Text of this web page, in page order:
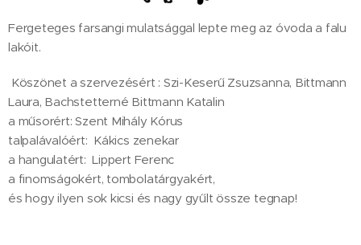
Fergeteges farsangi mulatsággal lepte meg az óvoda a falu
lakóit.
Köszönet a szervezésért : Szi-Keserű Zsuzsanna, Bittmann
Laura, Bachstetterné Bittmann Katalin
a műsorért: Szent Mihály Kórus
talpalávalóért: Kákics zenekar
a hangulatért: Lippert Ferenc
a finomságokért, tombolatárgyakért,
és hogy ilyen sok kicsi és nagy gyűlt össze tegnap!